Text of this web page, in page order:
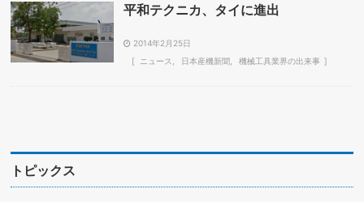
平和テクニカ、タイに進出
2014年2月25日
ニュース
日本産機新聞 機械工具業界の出来事
トピックス